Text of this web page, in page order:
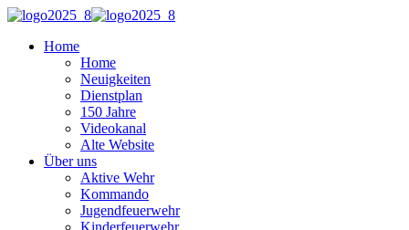
Home
Home
Neuigkeiten
Dienstplan
150 Jahre
Videokanal
Alte Website
Über uns
Aktive Wehr
Kommando
Jugendfeuerwehr
Kinderfeuerwehr